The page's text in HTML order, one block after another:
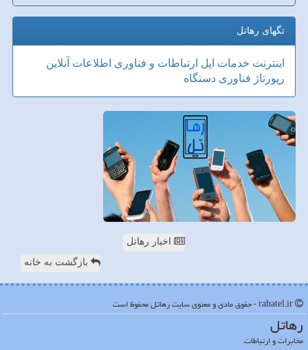
تگهای رهاتل
اینترنت خدمات اپل ارتباطات و فناوری اطلاعات آنلاین
رپورتاژ فناوری دستگاه
اخبار رهاتل
بازگشت به خانه
رهاتل
مخابرات و ارتباطات